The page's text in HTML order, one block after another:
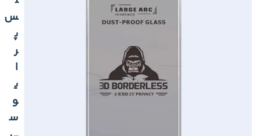
س
پ
ر
ا
ی
و
س